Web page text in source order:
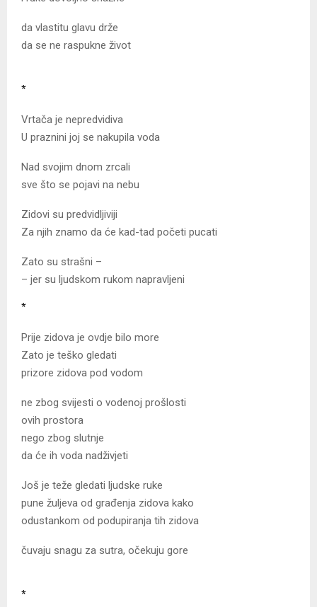
da vlastitu glavu drže
da se ne raspukne život
*
Vrtača je nepredvidiva
U praznini joj se nakupila voda
Nad svojim dnom zrcali
sve što se pojavi na nebu
Zidovi su predvidljiviji
Za njih znamo da će kad-tad početi pucati
Zato su strašni –
– jer su ljudskom rukom napravljeni
*
Prije zidova je ovdje bilo more
Zato je teško gledati
prizore zidova pod vodom
ne zbog svijesti o vodenoj prošlosti
ovih prostora
nego zbog slutnje
da će ih voda nadživjeti
Još je teže gledati ljudske ruke
pune žuljeva od građenja zidova kako
odustankom od podupiranja tih zidova
čuvaju snagu za sutra, očekuju gore
*